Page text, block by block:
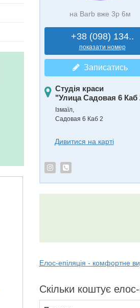
на Barb вже 3р 6м
+38 (098) 134..
показати номер
Записатись
Студія краси
"Улица Садовая 6 Каб
Ізмаїл,
Садовая 6 Каб 2
Дивитися на карті
Елос-епіляція - комфортне
Скільки коштує елос-